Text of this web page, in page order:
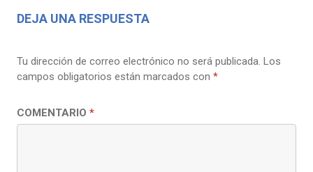
DEJA UNA RESPUESTA
Tu dirección de correo electrónico no será publicada. Los
campos obligatorios están marcados con *
COMENTARIO *